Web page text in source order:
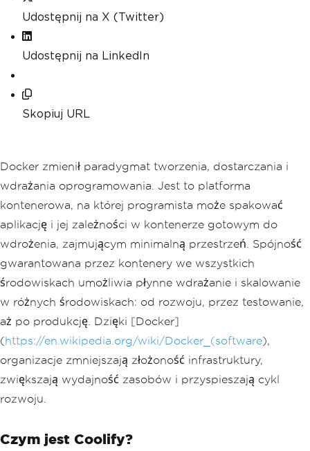
Udostępnij na X (Twitter)
Udostępnij na LinkedIn
Skopiuj URL
Docker zmienił paradygmat tworzenia, dostarczania i
wdrażania oprogramowania. Jest to platforma
kontenerowa, na której programista może spakować
aplikację i jej zależności w kontenerze gotowym do
wdrożenia, zajmującym minimalną przestrzeń. Spójność
gwarantowana przez kontenery we wszystkich
środowiskach umożliwia płynne wdrażanie i skalowanie
w różnych środowiskach: od rozwoju, przez testowanie,
aż po produkcję. Dzięki [Docker]
(https://en.wikipedia.org/wiki/Docker_(software),
organizacje zmniejszają złożoność infrastruktury,
zwiększają wydajność zasobów i przyspieszają cykl
rozwoju.
Czym jest Coolify?